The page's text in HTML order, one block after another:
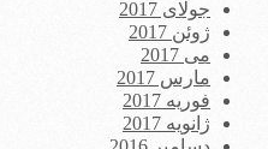
جولای 2017
ژوئن 2017
می 2017
مارس 2017
فوریه 2017
ژانویه 2017